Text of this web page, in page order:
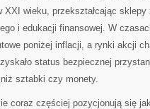
XXI wieku, przekształcając
i edukacji finansowej. W
poniżej inflacji, a rynki akcji
status bezpiecznej
sztabki czy monety.
coraz częściej pozycjonują się